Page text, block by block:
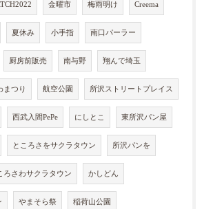
金曜市 梅雨明け Creema
夏休み 小手指 南口パーラー
厨房前販売 南与野 翔んで埼玉
まつり 航空公園 所沢ストリートプレイス
西武入間PePe にしとこ 東所沢パン屋
ところさをサクラタウン 所沢パンを
ろさわサクラタウン かしどん
やまそら祭 稲荷山公園